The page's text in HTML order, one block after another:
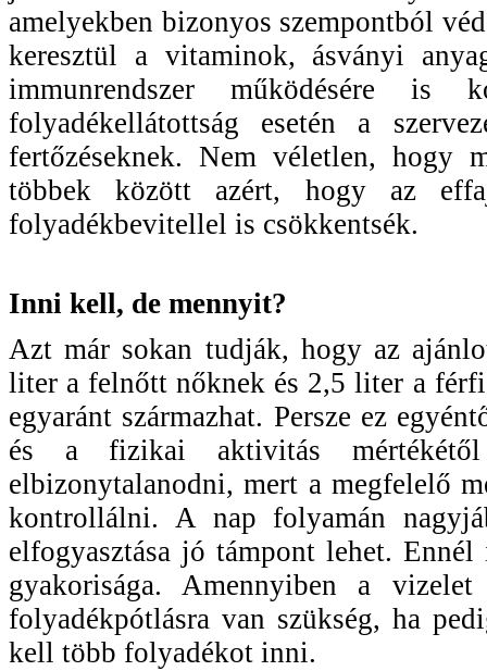
amelyekben bizonyos szempontból
keresztül a vitaminok, ásványi
immunrendszer működésére
folyadékellátottság esetén a
fertőzéseknek. Nem véletlen, hogy
többek között azért, hogy az
folyadékbevitellel is csökkentsék.
Inni kell, de mennyit?
Azt már sokan tudják, hogy az
liter a felnőtt nőknek és 2,5 liter a
egyaránt származhat. Persze ez
és a fizikai aktivitás
elbizonytalanodni, mert a megfelelő
kontrollálni. A nap folyamán
elfogyasztása jó támpont lehet.
gyakorisága. Amennyiben a
folyadékpótlásra van szükség, ha
kell több folyadékot inni.